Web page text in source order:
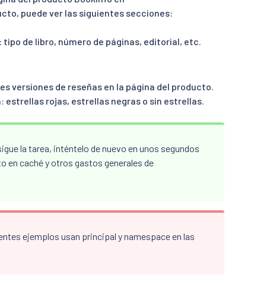
puede ver las siguientes secciones:
tipo de libro, número de páginas, editorial, etc.
versiones de reseñas en la página del producto.
estrellas rojas, estrellas negras o sin estrellas.
la tarea, inténtelo de nuevo en unos segundos
en caché y otros gastos generales de
ejemplos usan principal y namespace en las